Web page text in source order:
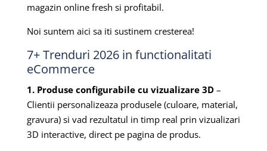
magazin online fresh si profitabil.
Noi suntem aici sa iti sustinem cresterea!
7+ Trenduri 2026 in functionalitati
eCommerce
1. Produse configurabile cu vizualizare 3D–
Clientii personalizeaza produsele (culoare, material,
gravura) si vad rezultatul in timp real prin vizualizari
3D interactive, direct pe pagina de produs.